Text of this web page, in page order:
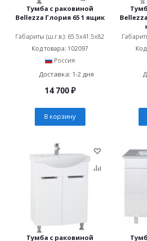
Тумба с раковиной
Bellezza Глория 65 1 ящик
Габариты (ш.г.в.): 65.5x41.5x82
Код товара: 102097
Россия
Доставка: 1-2 дня
14 700₽
В корзину
Тумба с раковиной